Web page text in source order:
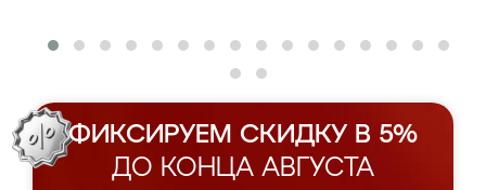
ФИКСИРУЕМ СКИДКУ В 5%
ДО КОНЦА АВГУСТА